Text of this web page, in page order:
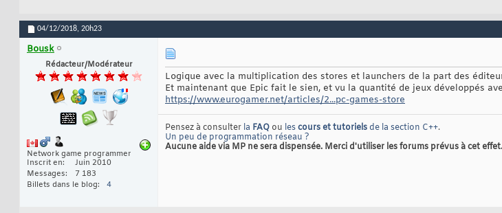
04/12/2018, 20h23
Bousk
Rédacteur/Modérateur
Network game programmer
Inscrit en
Juin 2010
Messages
7 183
Billets dans le blog
4
Logique avec la multiplication des stores et launchers de la part des
Et maintenant que Epic fait le sien, et vu la quantité de jeux développés
https://www.eurogamer.net/articles/2...pc-games-store
Pensez à consulter la FAQ ou lescours et tutoriels de la section C++.
Un peu de programmation réseau ?
Aucune aide via MP ne sera dispensée. Merci d'utiliser les forums prévus à cet effet.